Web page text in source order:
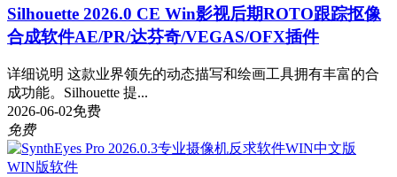
Silhouette 2026.0 CE Win影视后期ROTO跟踪抠像
合成软件AE/PR/达芬奇/VEGAS/OFX插件
详细说明 这款业界领先的动态描写和绘画工具拥有丰富的合
成功能。Silhouette 提...
2026-06-02免费
免费
WIN版软件